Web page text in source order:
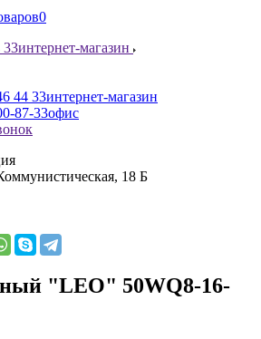
0
33интернет-магазин
44 33интернет-магазин
87-33офис
18 Б
"LEO" 50WQ8-16-